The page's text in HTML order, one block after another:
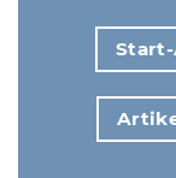
Start-